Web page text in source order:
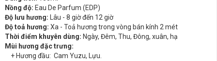
Nồng độ: Eau De Parfum (EDP)
Độ lưu hương: Lâu - 8 giờ đến 12 giờ
Độ toả hương: Xa - Toả hương trong vòng bán kính 2 mét
Thời điểm khuyên dùng: Ngày, Đêm, Thu, Đông, xuân, hạ
Mùi hương đặc trưng:
+ Hương đầu: Cam Yuzu, Lựu.